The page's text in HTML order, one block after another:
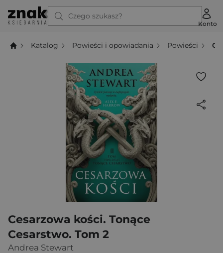
Czego szukasz?
Konto
Katalog Powieści i opowiadania Powieści
Cesarzowa kości. Tonące
Cesarstwo. Tom 2
Andrea Stewart